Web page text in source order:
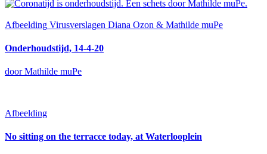
Afbeelding Virusverslagen Diana Ozon & Mathilde muPe
Onderhoudstijd, 14-4-20
door Mathilde muPe
Afbeelding
No sitting on the terracce today, at Waterlooplein